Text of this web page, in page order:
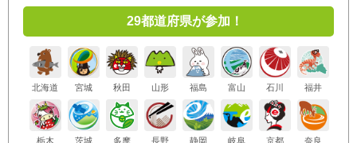
29都道府県が参加！
北海道 宮城 秋田 山形 福島 富山 石川 福井
栃木 茨城 多摩 長野 静岡 岐阜 京都 奈良